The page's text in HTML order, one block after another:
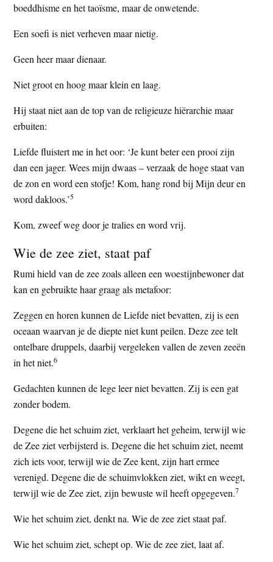
boeddhisme en het taoïsme, maar de onwetende.
Een soefi is niet verheven maar nietig.
Geen heer maar dienaar.
Niet groot en hoog maar klein en laag.
Hij staat niet aan de top van de religieuze hiërarchie maar
erbuiten:
Liefde fluistert me in het oor: ‘Je kunt beter een prooi zijn
dan een jager. Wees mijn dwaas – verzaak de hoge staat van
de zon en word een stofje! Kom, hang rond bij Mijn deur en
word dakloos.’5
Kom, zweef weg door je tralies en word vrij.
Wie de zee ziet, staat paf
Rumi hield van de zee zoals alleen een woestijnbewoner dat
kan en gebruikte haar graag als metafoor:
Zeggen en horen kunnen de Liefde niet bevatten, zij is een
oceaan waarvan je de diepte niet kunt peilen. Deze zee telt
ontelbare druppels, daarbij vergeleken vallen de zeven zeeën
in het niet.6
Gedachten kunnen de lege leer niet bevatten. Zij is een gat
zonder bodem.
Degene die het schuim ziet, verklaart het geheim, terwijl wie
de Zee ziet verbijsterd is. Degene die het schuim ziet, neemt
zich iets voor, terwijl wie de Zee kent, zijn hart ermee
verenigd. Degene die de schuimvlokken ziet, wikt en weegt,
terwijl wie de Zee ziet, zijn bewuste wil heeft opgegeven.7
Wie het schuim ziet, denkt na. Wie de zee ziet staat paf.
Wie het schuim ziet, schept op. Wie de zee ziet, laat af.